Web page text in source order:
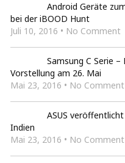
Android Geräte
bei der iBOOD Hunt
Juli 10, 2016 • No Comment
Samsung C Serie
Vorstellung am 26. Mai
Mai 23, 2016 • No Comment
ASUS
Indien
Mai 23, 2016 • No Comment